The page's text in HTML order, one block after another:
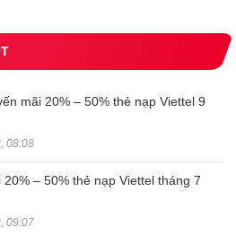
mãi 20% – 50% thẻ nạp Viettel 9
08:08
20% – 50% thẻ nạp Viettel tháng 7
09:07